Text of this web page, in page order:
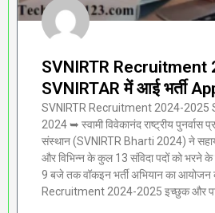
SVNIRTR Recruitment
SVNIRTAR में आई भर्ती
SVNIRTR Recruitment 2024-2025
2024 ➥ स्वामी विवेकानंद राष्ट्रीय पुनर्वास
संस्थान (SVNIRTR Bharti 2024) ने
और विभिन्न के कुल 13 संविदा पदों को भरने के
9 बजे तक वॉकइन भर्ती अभियान का आयोजन
Recruitment 2024-2025 इच्छुक और